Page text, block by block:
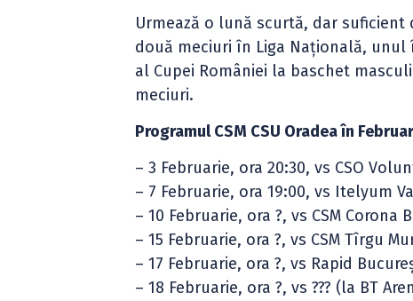
Urmează o lună scurtă, dar
două meciuri în Liga Națională,
al Cupei României la baschet
meciuri.
Programul CSM CSU Oradea în
– 3 Februarie, ora 20:30, vs CSO
– 7 Februarie, ora 19:00, vs Itelyum
– 10 Februarie, ora ?, vs CSM Corona
– 15 Februarie, ora ?, vs CSM Tîrgu
– 17 Februarie, ora ?, vs Rapid
– 18 Februarie, ora ?, vs ??? (la BT